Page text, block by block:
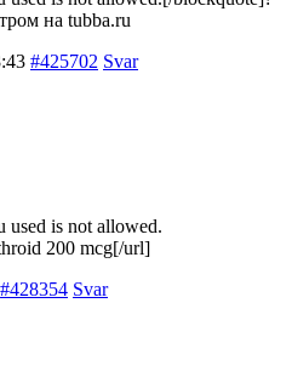
на tubba.ru
#425702 Svar
used is not allowed.
200 mcg[/url]
#428354 Svar